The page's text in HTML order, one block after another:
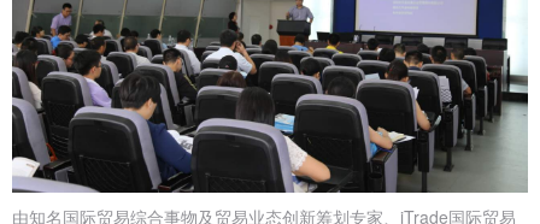
由知名国际贸易综合事物及贸易业态创新筹划专家、iTrade国际贸易